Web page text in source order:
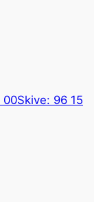
00Skive: 96 15